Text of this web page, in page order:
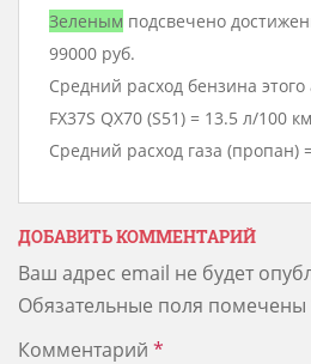
Зеленым подсвечено
99000 руб.
Средний расход бензина
FX37S QX70 (S51) = 13.5 л/100 км
Средний расход газа (пропан)
ДОБАВИТЬ КОММЕНТАРИЙ
Ваш адрес email не будет
Обязательные поля помечены
Комментарий *